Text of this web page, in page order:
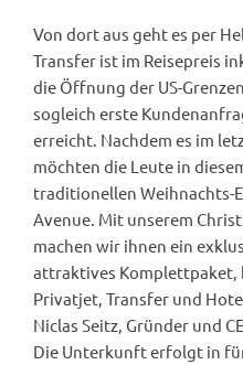
Von dort aus geht es per
Transfer ist im Reisepreis
die Öffnung der US-
sogleich erste
erreicht. Nachdem es im
möchten die Leute in
traditionellen Weihnachts-
Avenue. Mit unserem
machen wir ihnen ein
attraktives Komplettpaket,
Privatjet, Transfer und
Niclas Seitz, Gründer und
Die Unterkunft erfolgt in